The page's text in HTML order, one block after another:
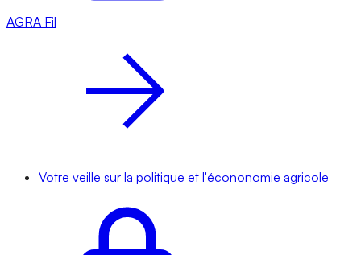
AGRA Fil
Votre veille sur la politique et l'écononomie agricole